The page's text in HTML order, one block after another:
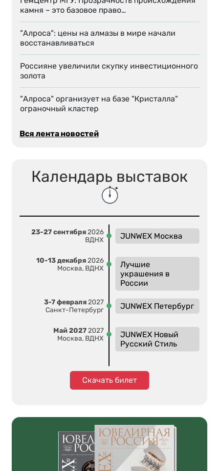
камня – это базовое право…
"Алроса": цены на алмазы в мире начали
восстанавливаться
Россияне увеличили скупку инвестиционного
золота
"Алроса" организует на базе "Кристалла"
ограночный кластер
Вся лента новостей
Календарь выставок
23-27 сентября2026
ВДНХ
JUNWEX Москва
10-13 декабря2026
Москва, ВДНХ
Лучшие
украшения в
России
3-7 февраля2027
Санкт-Петербург
JUNWEX Петербург
Май 20272027
Москва, ВДНХ
JUNWEX Новый
Русский Стиль
Скачать билет